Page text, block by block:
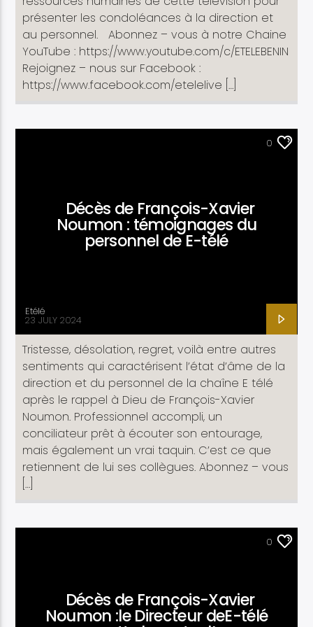
présenter les condoléances à la direction et
au personnel. Abonnez – vous à notre Chaine
YouTube : https://www.youtube.com/c/ETELEBENIN
Rejoignez – nous sur Facebook :
https://www.facebook.com/etelelive […]
0
Décès de François-Xavier
Noumon : témoignages du
personnel de E-télé
Etélé
23 JULY 2024
Tristesse, désolation, regret, voilà entre autres
sentiments qui caractérisent l’état d’âme de la
direction et du personnel de la chaîne E télé
après le rappel à Dieu de François-Xavier
Noumon. Professionnel accompli, un
conciliateur prêt à écouter son entourage,
mais également un vrai taquin. C’est ce que
retiennent de lui ses collègues. Abonnez – vous
[…]
0
Décès de François-Xavier
Noumon :le Directeur deE-télé